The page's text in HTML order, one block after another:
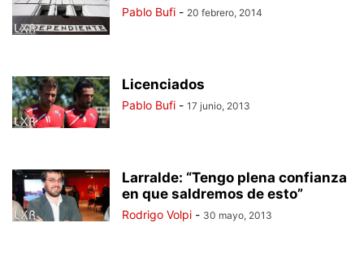
Pablo Bufi - 20 febrero, 2014
Licenciados
Pablo Bufi - 17 junio, 2013
Larralde: “Tengo plena confianza
en que saldremos de esto”
Rodrigo Volpi - 30 mayo, 2013